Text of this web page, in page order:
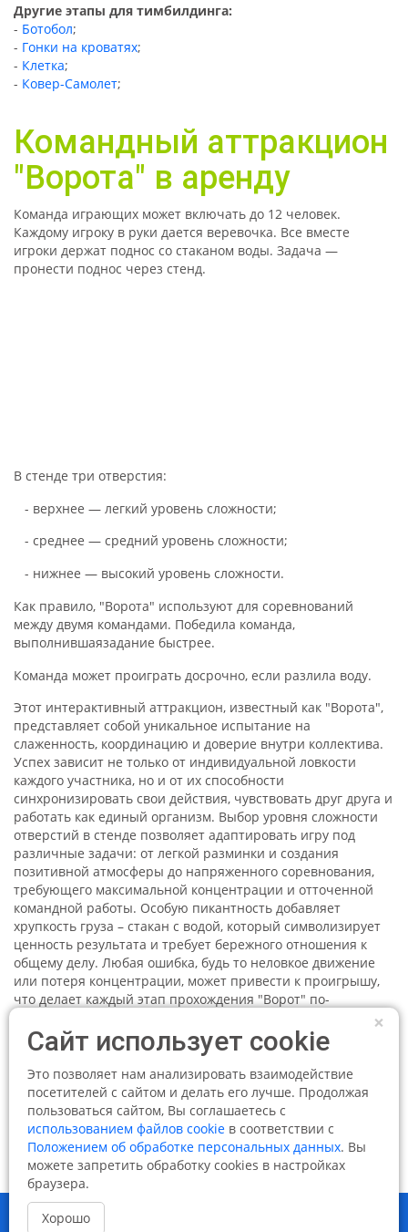
Другие этапы для тимбилдинга:
- Ботобол;
- Гонки на кроватях;
- Клетка;
- Ковер-Самолет;
Командный аттракцион
"Ворота" в аренду
Команда играющих может включать до 12 человек.
Каждому игроку в руки дается веревочка. Все вместе
игроки держат поднос со стаканом воды. Задача —
пронести поднос через стенд.
В стенде три отверстия:
- верхнее — легкий уровень сложности;
- среднее — средний уровень сложности;
- нижнее — высокий уровень сложности.
Как правило, "Ворота" используют для соревнований
между двумя командами. Победила команда,
выполнившаязадание быстрее.
Команда может проиграть досрочно, если разлила воду.
Этот интерактивный аттракцион, известный как "Ворота",
представляет собой уникальное испытание на
слаженность, координацию и доверие внутри коллектива.
Успех зависит не только от индивидуальной ловкости
каждого участника, но и от их способности
синхронизировать свои действия, чувствовать друг друга и
работать как единый организм. Выбор уровня сложности
отверстий в стенде позволяет адаптировать игру под
различные задачи: от легкой разминки и создания
позитивной атмосферы до напряженного соревнования,
требующего максимальной концентрации и отточенной
командной работы. Особую пикантность добавляет
хрупкость груза – стакан с водой, который символизирует
ценность результата и требует бережного отношения к
общему делу. Любая ошибка, будь то неловкое движение
или потеря концентрации, может привести к проигрышу,
что делает каждый этап прохождения "Ворот" по-
настоящему захватывающим. Таким образом, аттракцион
"Ворота" становится не просто развлечением, а
эффективным инструментом для развития
коммуникативных навыков, укрепления командного духа и
выявления лидеров, способных вести за собой команду к
победе.
Контакты
×
Сайт использует cookie
Это позволяет нам анализировать взаимодействие
посетителей с сайтом и делать его лучше. Продолжая
пользоваться сайтом, Вы соглашаетесь с
использованием файлов cookie в соответствии с
Положением об обработке персональных данных. Вы
можете запретить обработку cookies в настройках
браузера.
Хорошо